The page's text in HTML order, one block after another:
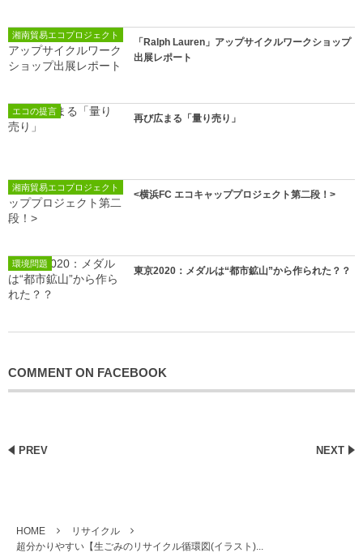
湘南貿易エコプロジェクト
「Ralph Lauren」アップサイクルワークショップ
出展レポート
エコの提言
再び広まる「量り売り」
湘南貿易エコプロジェクト
<横浜FC エコキャッププロジェクト第二段！>
環境問題
東京2020：メダルは“都市鉱山”から作られた？？
COMMENT ON FACEBOOK
PREV NEXT
HOME
リサイクル
超分かりやすい【生ごみのリサイクル循環図(イラスト)...